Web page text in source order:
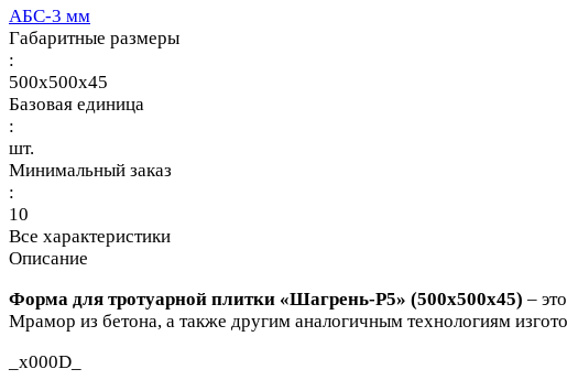
АБС-3 мм
Габаритные размеры
:
500x500x45
Базовая единица
:
шт.
Минимальный заказ
:
10
Все характеристики
Описание
Форма для тротуарной плитки «Шагрень-Р5» (500х500x45) –
Мрамор из бетона, а также другим аналогичным технологиям
_x000D_